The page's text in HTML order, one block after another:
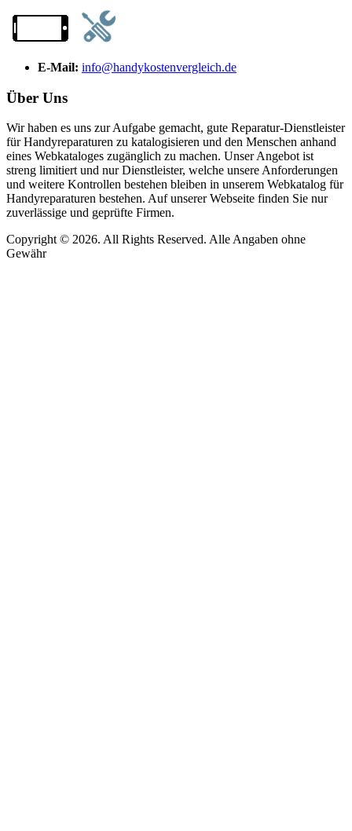
E-Mail: info@handykostenvergleich.de
Über Uns
Wir haben es uns zur Aufgabe gemacht, gute Reparatur-Dienstleister
für Handyreparaturen zu katalogisieren und den Menschen anhand
eines Webkataloges zugänglich zu machen. Unser Angebot ist
streng limitiert und nur Dienstleister, welche unsere Anforderungen
und weitere Kontrollen bestehen bleiben in unserem Webkatalog für
Handyreparaturen bestehen. Auf unserer Webseite finden Sie nur
zuverlässige und geprüfte Firmen.
Copyright © 2026. All Rights Reserved. Alle Angaben ohne
Gewähr